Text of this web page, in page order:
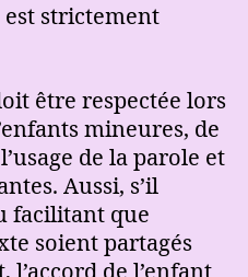
strictement
être respectée lors
mineures, de
de la parole et
Aussi, s’il
facilitant que
soient partagés